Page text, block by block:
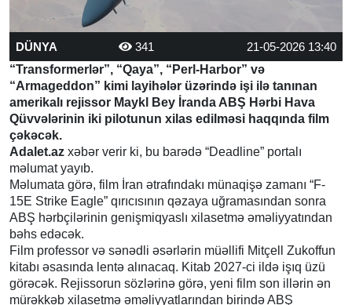
DÜNYA 341
21-05-2026 13:40
“Transformerlər”, “Qaya”, “Perl-Harbor” və
“Armageddon” kimi layihələr üzərində işi ilə tanınan
amerikalı rejissor Maykl Bey İranda ABŞ Hərbi Hava
Qüvvələrinin iki pilotunun xilas edilməsi haqqında film
çəkəcək.
Adalet.az xəbər verir ki, bu barədə “Deadline” portalı
məlumat yayıb.
Məlumata görə, film İran ətrafındakı münaqişə zamanı “F-
15E Strike Eagle” qırıcısının qəzaya uğramasından sonra
ABŞ hərbçilərinin genişmiqyaslı xilasetmə əməliyyatından
bəhs edəcək.
Film professor və sənədli əsərlərin müəllifi Mitçell Zukoffun
kitabı əsasında lentə alınacaq. Kitab 2027-ci ildə işıq üzü
görəcək. Rejissorun sözlərinə görə, yeni film son illərin ən
mürəkkəb xilasetmə əməliyyatlarından birində ABŞ